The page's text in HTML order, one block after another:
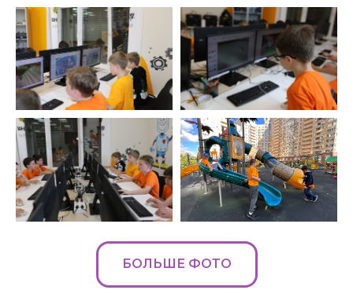
БОЛЬШЕ ФОТО
Сведения об образовательной
организации
Политика
конфиденциальности
pm@inginirium-tn.ru
Хотите работать у нас?
press@inginirium-tn.ru
Для СМИ